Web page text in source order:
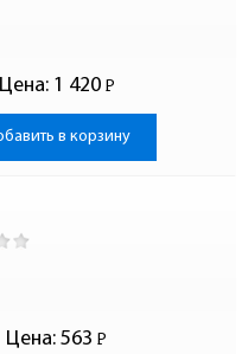
Цена: 1 420 Р
-
в корзину
Цена: 563 Р
-